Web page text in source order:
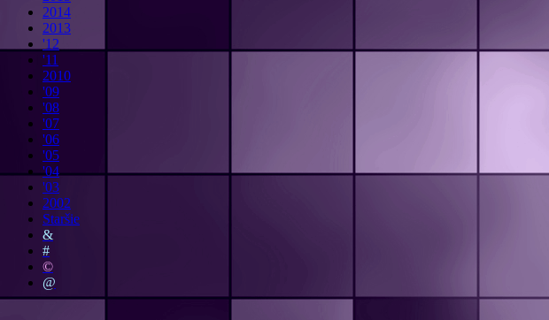
2014
2013
'12
'11
2010
'09
'08
'07
'06
'05
'04
'03
2002
Staršie
&
#
©
@